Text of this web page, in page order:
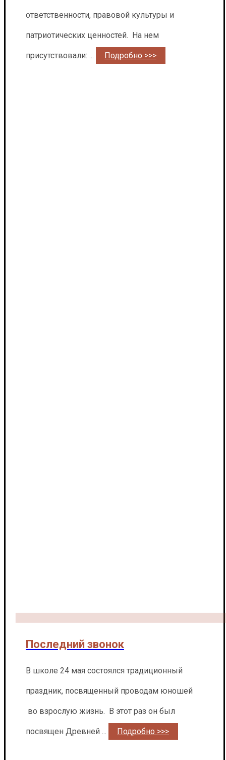
ответственности, правовой культуры и
патриотических ценностей. На нем
присутствовали: ... Подробно >>>
Последний звонок
В школе 24 мая состоялся традиционный
праздник, посвященный проводам юношей
во взрослую жизнь. В этот раз он был
посвящен Древней ... Подробно >>>